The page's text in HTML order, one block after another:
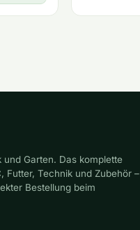
Garten. Das komplette
Futter, Technik und Zubehör –
Bestellung beim